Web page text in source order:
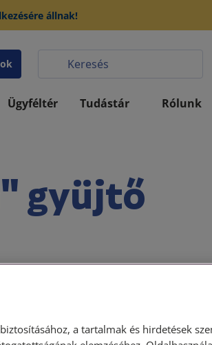
állnak!
Ügyféltér Tudástár Rólunk
gyüjtő
a tartalmak és hirdetések